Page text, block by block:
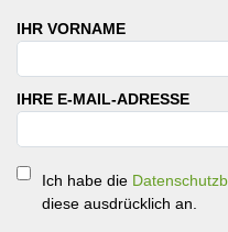
IHR VORNAME
IHRE E-MAIL-ADRESSE
Ich habe die
diese ausdrücklich an.